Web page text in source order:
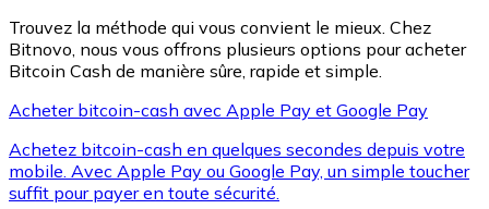
XRP
XRP
Trouvez la méthode qui vous convient le mieux. Chez
Bitnovo, nous vous offrons plusieurs options pour acheter
Bitcoin Cash de manière sûre, rapide et simple.
Acheter bitcoin-cash avec Apple Pay et Google Pay
Achetez bitcoin-cash en quelques secondes depuis votre
mobile. Avec Apple Pay ou Google Pay, un simple toucher
suffit pour payer en toute sécurité.